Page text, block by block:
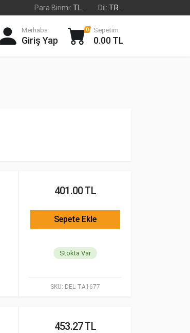
Para Birimi: TL Dil: TR
Merhaba
Giriş Yap
0 Sepetim
0.00 TL
SKU: DEL-TA1677
401.00 TL
Sepete Ekle
Stokta Var
453.27 TL